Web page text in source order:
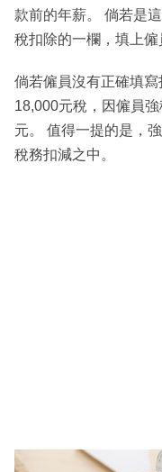
款前的年薪。 倘若是
稅扣除的一欄，填上僱
倘若僱員沒有正確填
18,000元稅，因僱員
元。 值得一提的是，
稅務扣減之中。